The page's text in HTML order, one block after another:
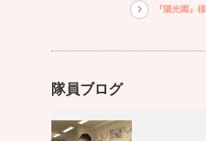
『陽光園』
隊員ブログ